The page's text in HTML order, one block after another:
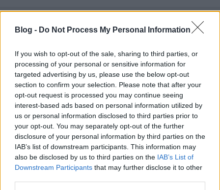
Blog - Do Not Process My Personal Information
If you wish to opt-out of the sale, sharing to third parties, or
processing of your personal or sensitive information for
targeted advertising by us, please use the below opt-out
section to confirm your selection. Please note that after your
opt-out request is processed you may continue seeing
interest-based ads based on personal information utilized by
us or personal information disclosed to third parties prior to
your opt-out. You may separately opt-out of the further
disclosure of your personal information by third parties on the
IAB’s list of downstream participants. This information may
also be disclosed by us to third parties on the IAB’s List of
Downstream Participants that may further disclose it to other
Avatar - A víz útja - Szinkronkritika
merlinicus•2022. december 14.